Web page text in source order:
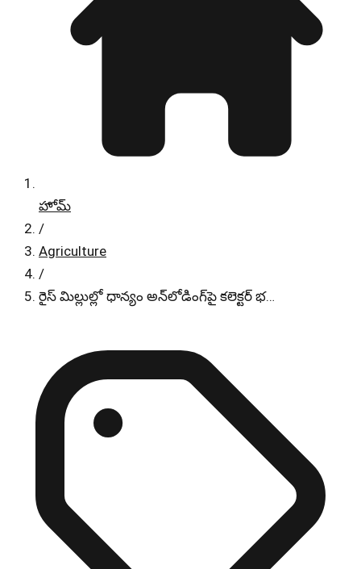
హోమ్
/
Agriculture
/
రైస్ మిల్లుల్లో ధాన్యం అన్‌లోడింగ్‌పై కలెక్టర్ భ…